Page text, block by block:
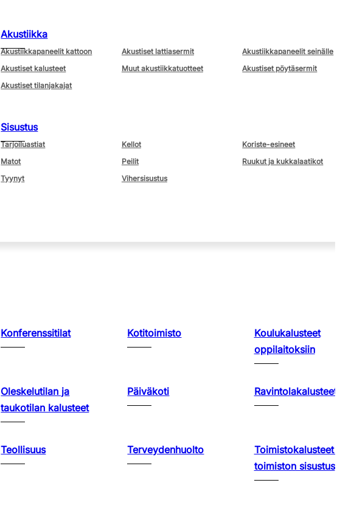
Akustiikka
Akustiikkapaneelit kattoon Akustiset lattiasermit
Akustiikkapaneelit seinälle
Akustiset kalusteet
Muut akustiikkatuotteet
Akustiset pöytäsermit
Akustiset tilanjakajat
Sisustus
Tarjoiluastiat Kellot
Koriste-esineet
Matot
Peilit
Ruukut ja kukkalaatikot
Tyynyt
Vihersisustus
Konferenssitilat Kotitoimisto
Koulukalusteet
oppilaitoksiin
Oleskelutilan ja
taukotilan kalusteet
Päiväkoti Ravintolakalusteet
Teollisuus Terveydenhuolto
Toimistokalusteet
toimiston sisustus